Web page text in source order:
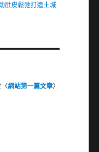
肚皮鬆弛打造土城
網站第一篇文章〉